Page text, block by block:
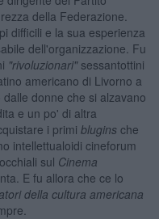
della Federazione.
difficili e la sua esperienza
dell'organizzazione. Fu
"rivoluzionari"sessantottini
americano di Livorno a
donne che si alzavano
e un po' di altra
i primi bluginsche
intellettualoidi cineforum
sul Cinema
E fu allora che ce lo
della cultura americana